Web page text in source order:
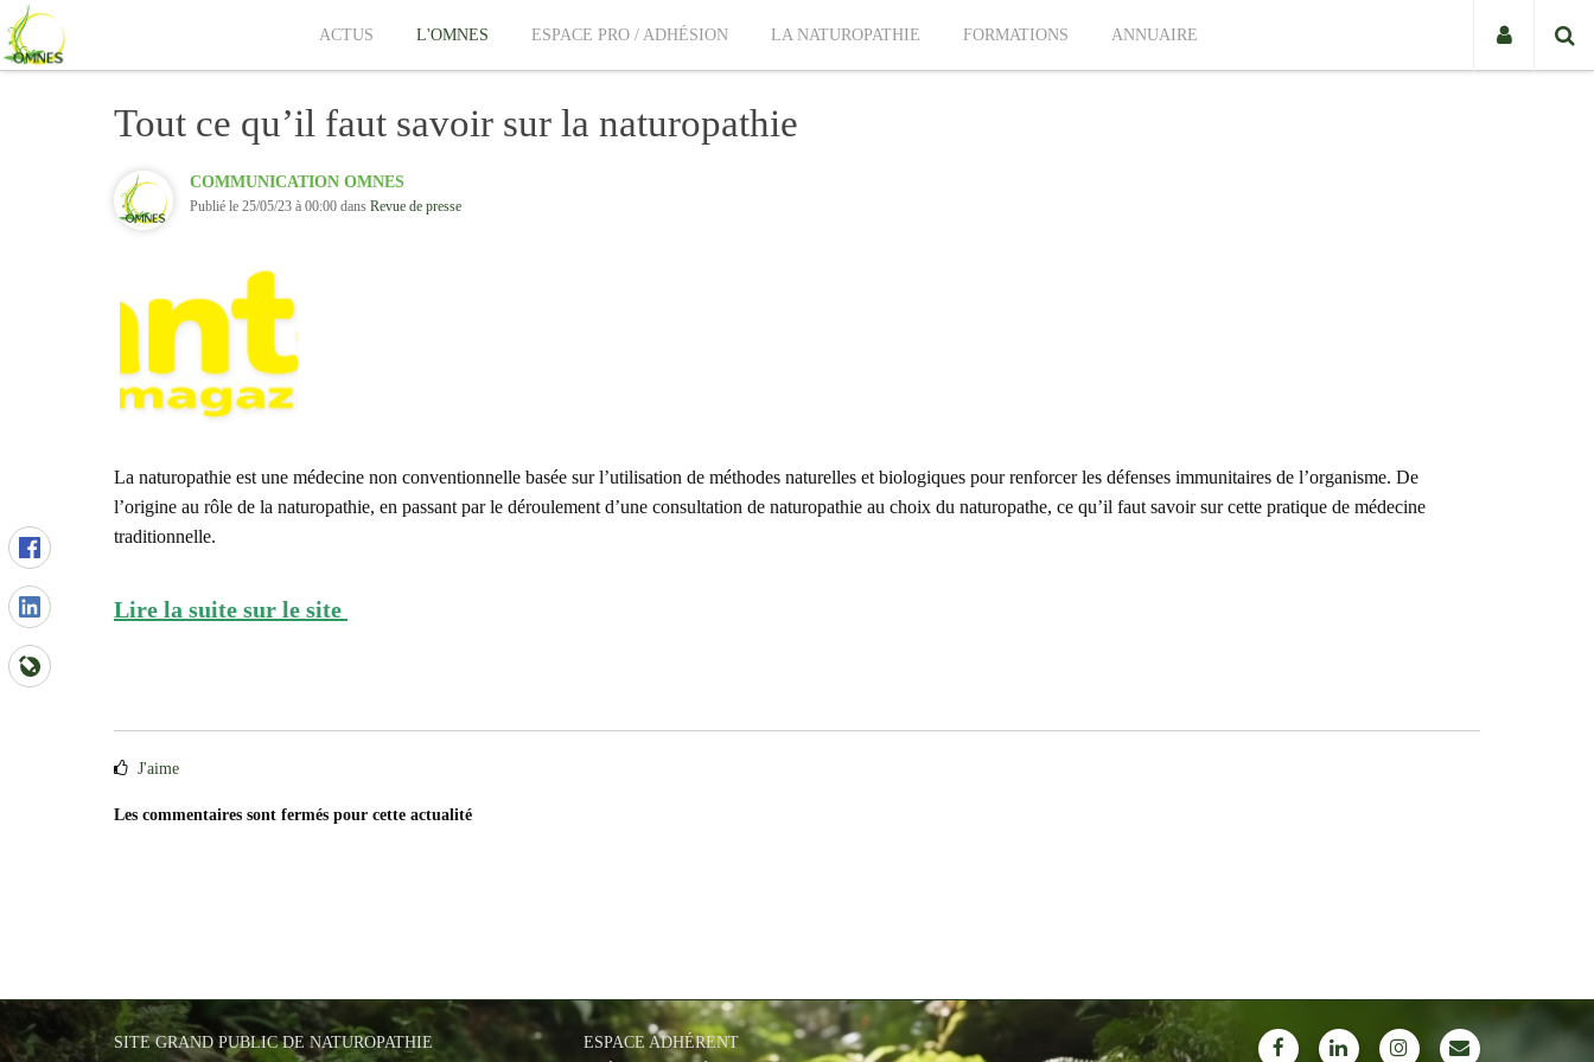
ACTUS L'OMNES ESPACE PRO / ADHÉSION LA NATUROPATHIE FORMATIONS ANNUAIRE
Tout ce qu’il faut savoir sur la naturopathie
COMMUNICATION OMNES
Publié le 25/05/23 à 00:00 dans Revue de presse
La naturopathie est une médecine non conventionnelle basée sur l’utilisation de méthodes naturelles et biologiques pour renforcer les défenses immunitaires de l’organisme. De
l’origine au rôle de la naturopathie, en passant par le déroulement d’une consultation de naturopathie au choix du naturopathe, ce qu’il faut savoir sur cette pratique de médecine
traditionnelle.
Lire la suite sur le site
J'aime
Les commentaires sont fermés pour cette actualité
SITE GRAND PUBLIC DE NATUROPATHIE ESPACE ADHÉRENT